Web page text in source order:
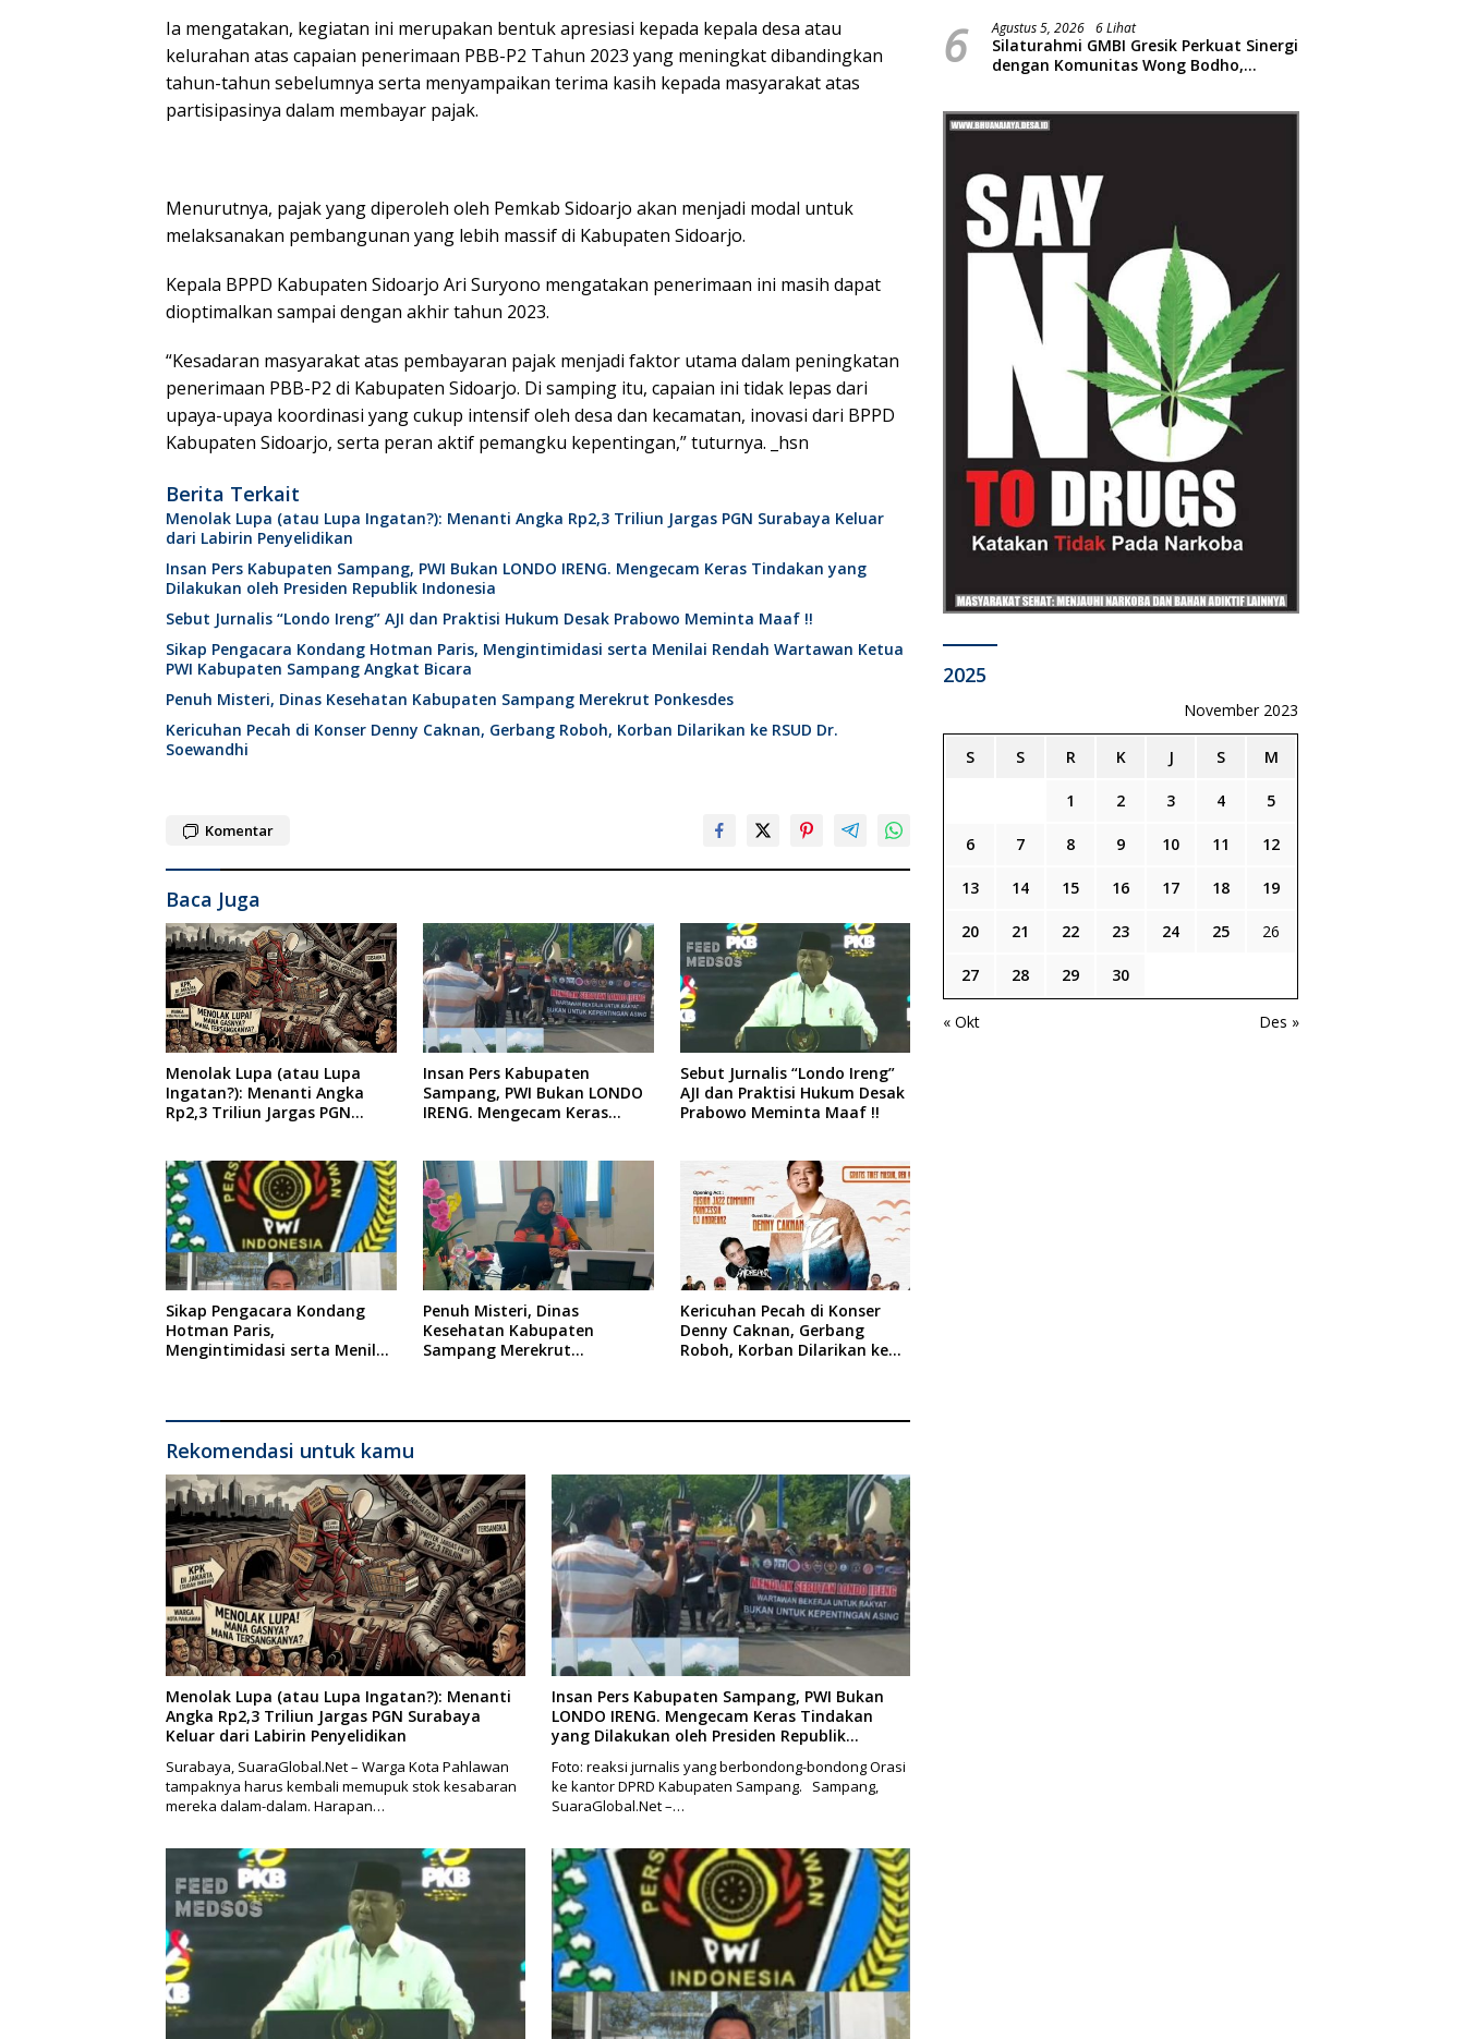
Ia mengatakan, kegiatan ini merupakan bentuk apresiasi kepada kepala desa atau
kelurahan atas capaian penerimaan PBB-P2 Tahun 2023 yang meningkat dibandingkan
tahun-tahun sebelumnya serta menyampaikan terima kasih kepada masyarakat atas
partisipasinya dalam membayar pajak.
Menurutnya, pajak yang diperoleh oleh Pemkab Sidoarjo akan menjadi modal untuk
melaksanakan pembangunan yang lebih massif di Kabupaten Sidoarjo.
Kepala BPPD Kabupaten Sidoarjo Ari Suryono mengatakan penerimaan ini masih dapat
dioptimalkan sampai dengan akhir tahun 2023.
“Kesadaran masyarakat atas pembayaran pajak menjadi faktor utama dalam peningkatan
penerimaan PBB-P2 di Kabupaten Sidoarjo. Di samping itu, capaian ini tidak lepas dari
upaya-upaya koordinasi yang cukup intensif oleh desa dan kecamatan, inovasi dari BPPD
Kabupaten Sidoarjo, serta peran aktif pemangku kepentingan,” tuturnya. _hsn
Berita Terkait
Menolak Lupa (atau Lupa Ingatan?): Menanti Angka Rp2,3 Triliun Jargas PGN Surabaya Keluar
dari Labirin Penyelidikan
Insan Pers Kabupaten Sampang, PWI Bukan LONDO IRENG. Mengecam Keras Tindakan yang
Dilakukan oleh Presiden Republik Indonesia
Sebut Jurnalis “Londo Ireng” AJI dan Praktisi Hukum Desak Prabowo Meminta Maaf !!
Sikap Pengacara Kondang Hotman Paris, Mengintimidasi serta Menilai Rendah Wartawan Ketua
PWI Kabupaten Sampang Angkat Bicara
Penuh Misteri, Dinas Kesehatan Kabupaten Sampang Merekrut Ponkesdes
Kericuhan Pecah di Konser Denny Caknan, Gerbang Roboh, Korban Dilarikan ke RSUD Dr.
Soewandhi
Komentar
Baca Juga
Menolak Lupa (atau Lupa
Ingatan?): Menanti Angka
Rp2,3 Triliun Jargas PGN
Insan Pers Kabupaten
Sampang, PWI Bukan LONDO
IRENG. Mengecam Keras
Indonesia
Sebut Jurnalis “Londo Ireng”
AJI dan Praktisi Hukum Desak
Prabowo Meminta Maaf !!
Sikap Pengacara Kondang
Hotman Paris,
Mengintimidasi serta Menilai
Penuh Misteri, Dinas
Kesehatan Kabupaten
Sampang Merekrut
Kericuhan Pecah di Konser
Denny Caknan, Gerbang
Roboh, Korban Dilarikan ke
Rekomendasi untuk kamu
Menolak Lupa (atau Lupa Ingatan?): Menanti
Angka Rp2,3 Triliun Jargas PGN Surabaya
Keluar dari Labirin Penyelidikan
Surabaya, SuaraGlobal.Net – Warga Kota Pahlawan
tampaknya harus kembali memupuk stok kesabaran
mereka dalam-dalam. Harapan…
Insan Pers Kabupaten Sampang, PWI Bukan
LONDO IRENG. Mengecam Keras Tindakan
yang Dilakukan oleh Presiden Republik
Foto: reaksi jurnalis yang berbondong-bondong Orasi
ke kantor DPRD Kabupaten Sampang. Sampang,
SuaraGlobal.Net –…
6 Agustus 5, 2026 6 Lihat
Silaturahmi GMBI Gresik Perkuat Sinergi
dengan Komunitas Wong Bodho,
Sunatan Massal dan Santunan Anak
2025
November 2023
S S R K J S M
1 2 3 4 5
6 7 8 9 10 11 12
13 14 15 16 17 18 19
20 21 22 23 24 25 26
27 28 29 30
« Okt Des »